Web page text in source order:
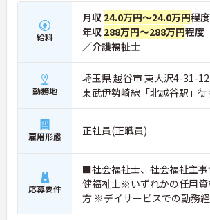
給料
月収 24.0万円～24.0万円程
年収 288万円～288万円程度
／介護福祉士
勤務地
埼玉県 越谷市 東大沢4-31-12
東武伊勢崎線「北越谷駅」
雇用形態 正社員(正職員)
応募要件
■社会福祉士、社会福祉主事
健福祉士※いずれかの任用資
方 ※デイサービスでの勤務
生活相談員の実務経験があ